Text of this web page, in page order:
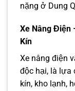
nặng ở Dung
Xe Nâng Điện
Kín
Xe nâng điện
độc hại, là lựa
kín, kho lạnh,